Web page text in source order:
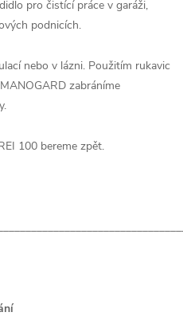
pro čistící práce v garáži,
podnicích.
nebo v lázni. Použitím rukavic
zabráníme
100 bereme zpět.